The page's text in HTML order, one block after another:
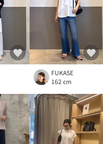
FUKASE
162 cm